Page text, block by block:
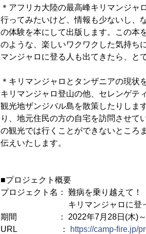
＊アフリカ大陸の最高峰キリマンジャ
行ってみたいけど、情報も少ないし、
の体験を本にして出版します。この本
のような、楽しいワクワクした気持ち
マンジャロに登る人も出てきたら、と
＊キリマンジャロとタンザニアの現状
キリマンジャロ登山の他、セレンゲテ
観光地ザンジバル島を散策したりしま
り、地元住民の方の自宅を訪問させて
の観光では行くことができないところ
伝えいたします。
■プロジェクト概要
プロジェクト名： 難病を乗り越えて！
キリマンジャロに登って、
期間 ： 2022年7月28日(木)～9
URL ：
https://camp-fire.jp/